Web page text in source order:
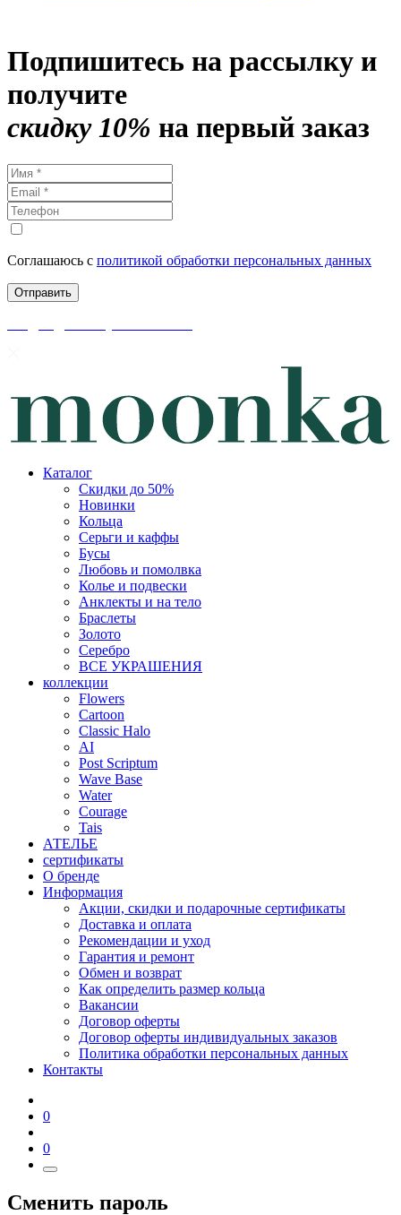
Подпишитесь на рассылку и
получите
скидку 10% на первый заказ
Соглашаюсь с политикой обработки персональных данных
Каталог
Скидки до 50%
Новинки
Кольца
Серьги и каффы
Бусы
Любовь и помолвка
Колье и подвески
Анклекты и на тело
Браслеты
Золото
Серебро
ВСЕ УКРАШЕНИЯ
коллекции
Flowers
Cartoon
Classic Halo
AI
Post Scriptum
Wave Base
Water
Courage
Tais
АТЕЛЬЕ
сертификаты
О бренде
Информация
Акции, скидки и подарочные сертификаты
Доставка и оплата
Рекомендации и уход
Гарантия и ремонт
Обмен и возврат
Как определить размер кольца
Вакансии
Договор оферты
Договор оферты индивидуальных заказов
Политика обработки персональных данных
Контакты
0
0
Сменить пароль